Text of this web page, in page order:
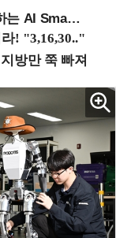
(9/11 코엑스)